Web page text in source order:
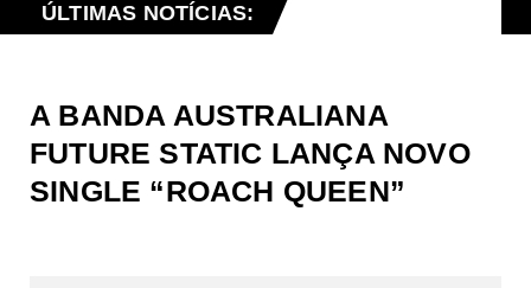
ÚLTIMAS NOTÍCIAS:
penalidades para vandalismo contra patrimônio
A BANDA AUSTRALIANA
FUTURE STATIC LANÇA NOVO
SINGLE “ROACH QUEEN”